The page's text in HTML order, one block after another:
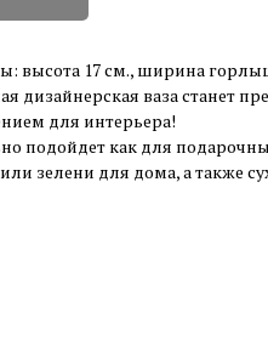
высота 17 см., ширина
дизайнерская ваза станет
для интерьера!
подойдет как для
зелени для дома, а также